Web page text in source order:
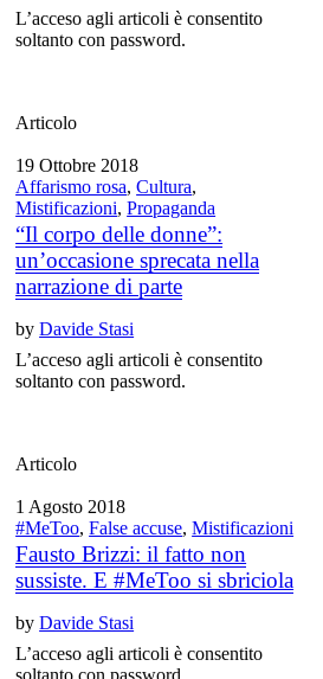
L’acceso agli articoli è consentito
soltanto con password.
Articolo
19 Ottobre 2018
Affarismo rosa,Cultura,
Mistificazioni,Propaganda
“Il corpo delle donne”:
un’occasione sprecata nella
narrazione di parte
byDavide Stasi
L’acceso agli articoli è consentito
soltanto con password.
Articolo
1 Agosto 2018
#MeToo,False accuse,Mistificazioni
Fausto Brizzi: il fatto non
sussiste. E #MeToo si sbriciola
byDavide Stasi
L’acceso agli articoli è consentito
soltanto con password.